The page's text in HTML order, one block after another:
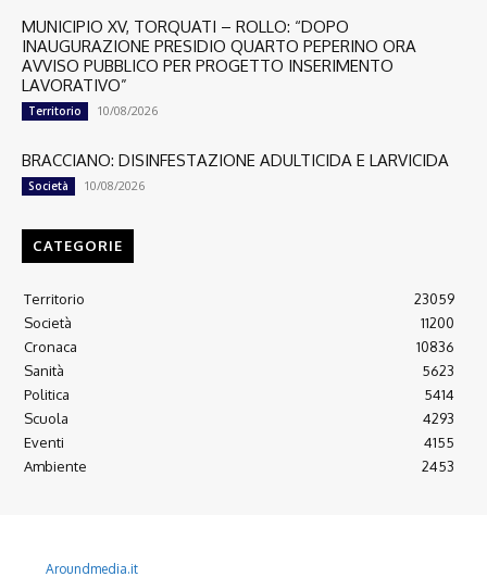
MUNICIPIO XV, TORQUATI – ROLLO: “DOPO
INAUGURAZIONE PRESIDIO QUARTO PEPERINO ORA
AVVISO PUBBLICO PER PROGETTO INSERIMENTO
LAVORATIVO”
Territorio 10/08/2026
BRACCIANO: DISINFESTAZIONE ADULTICIDA E LARVICIDA
Società 10/08/2026
CATEGORIE
Territorio
23059
Società
11200
Cronaca
10836
Sanità
5623
Politica
5414
Scuola
4293
Eventi
4155
Ambiente
2453
Aroundmedia.it